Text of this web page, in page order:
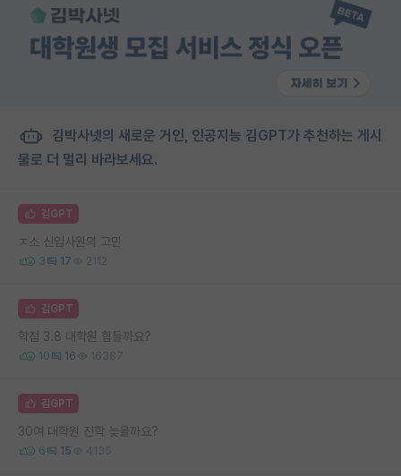
김박사넷의 새로운 거인, 인공지능 김GPT가 추천하는 게시
물로 더 멀리 바라보세요.
김GPT
ㅈ소 신입사원의 고민
3 17 2112
김GPT
학점 3.8 대학원 힘들까요?
10 16 16387
김GPT
30여 대학원 진학 늦을까요?
6 15 4135